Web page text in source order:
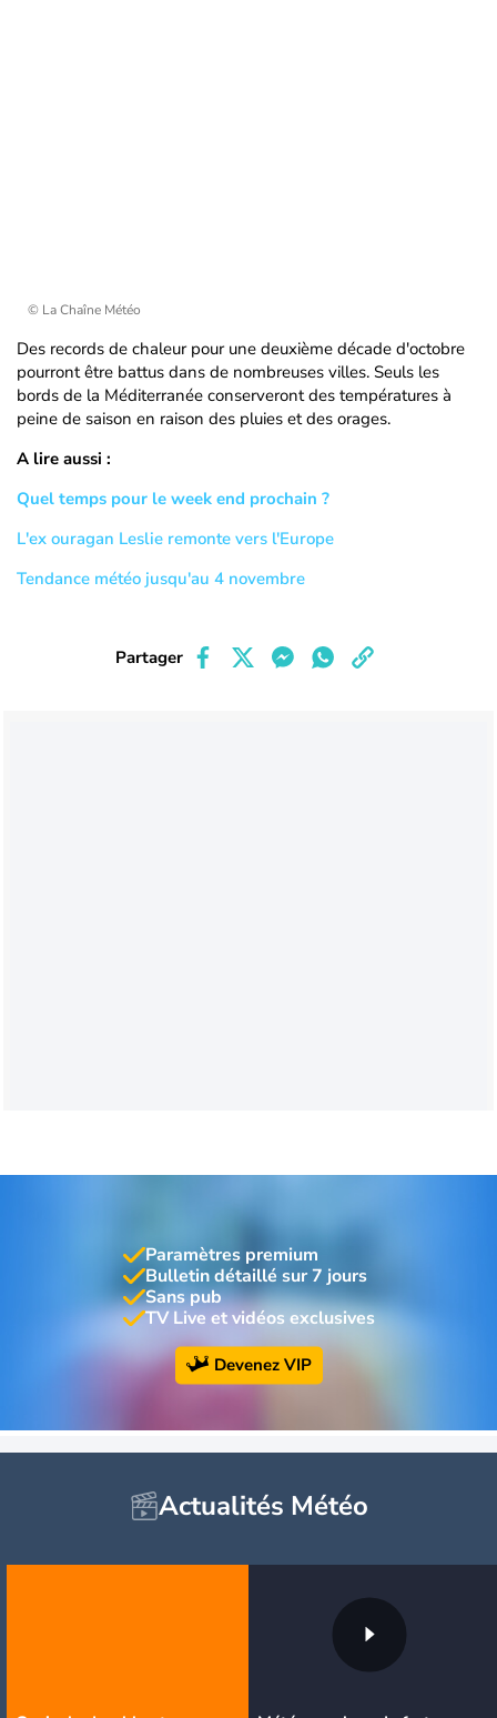
© La Chaîne Météo
Des records de chaleur pour une deuxième décade d'octobre
pourront être battus dans de nombreuses villes. Seuls les
bords de la Méditerranée conserveront des températures à
peine de saison en raison des pluies et des orages.
A lire aussi :
Quel temps pour le week end prochain ?
L'ex ouragan Leslie remonte vers l'Europe
Tendance météo jusqu'au 4 novembre
Partager
Paramètres premium
Bulletin détaillé sur 7 jours
Sans pub
TV Live et vidéos exclusives
Devenez VIP
Actualités Météo